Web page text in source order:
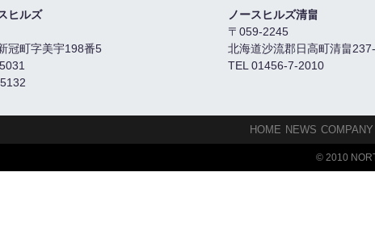
ヒルズ
冠町字美宇198番5
ノースヒルズ清畠
〒059-2245
北海道沙流郡日高町清畠
TEL 01456-7-2010
HOME NEWS COMPANY
© 2010